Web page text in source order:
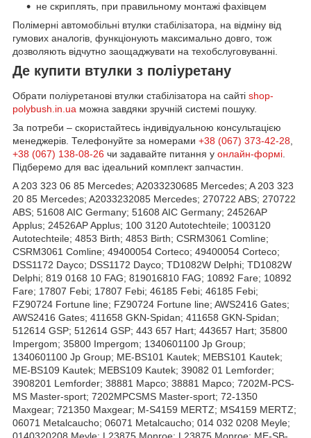
не скриплять, при правильному монтажі фахівцем
Полімерні автомобільні втулки стабілізатора, на відміну від
гумових аналогів, функціонують максимально довго, тож
дозволяють відчутно заощаджувати на техобслуговуванні.
Де купити втулки з поліуретану
Обрати поліуретанові втулки стабілізатора на сайті shop-
polybush.in.ua можна завдяки зручній системі пошуку.
За потреби – скористайтесь індивідуальною консультацією
менеджерів. Телефонуйте за номерами +38 (067) 373-42-28
+38 (067) 138-08-26 чи задавайте питання у онлайн-формі
Підберемо для вас ідеальний комплект запчастин.
A 203 323 06 85 Mercedes; A2033230685 Mercedes; A 203 323
20 85 Mercedes; A2033232085 Mercedes; 270722 ABS; 270722
ABS; 51608 AIC Germany; 51608 AIC Germany; 24526AP
Applus; 24526AP Applus; 100 3120 Autotechteile; 1003120
Autotechteile; 4853 Birth; 4853 Birth; CSRM3061 Comline;
CSRM3061 Comline; 49400054 Corteco; 49400054 Corteco;
DSS1172 Dayco; DSS1172 Dayco; TD1082W Delphi; TD1082W
Delphi; 819 0168 10 FAG; 819016810 FAG; 10892 Fare; 10892
Fare; 17807 Febi; 17807 Febi; 46185 Febi; 46185 Febi;
FZ90724 Fortune line; FZ90724 Fortune line; AWS2416 Gates;
AWS2416 Gates; 411658 GKN-Spidan; 411658 GKN-Spidan;
512614 GSP; 512614 GSP; 443 657 Hart; 443657 Hart; 35800
Impergom; 35800 Impergom; 1340601100 Jp Group;
1340601100 Jp Group; ME-BS101 Kautek; MEBS101 Kautek;
ME-BS109 Kautek; MEBS109 Kautek; 39082 01 Lemforder;
3908201 Lemforder; 38881 Mapco; 38881 Mapco; 7202M-PCS-
MS Master-sport; 7202MPCSMS Master-sport; 72-1350
Maxgear; 721350 Maxgear; M-S4159 MERTZ; MS4159 MERTZ;
06071 Metalcaucho; 06071 Metalcaucho; 014 032 0208 Meyle;